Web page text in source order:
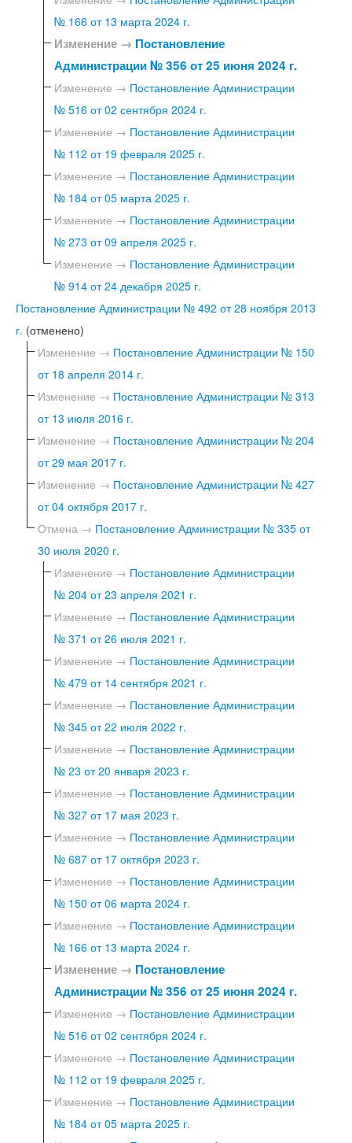
№ 166 от 13 марта 2024 г.
Изменение → Постановление
Администрации № 356 от 25 июня 2024 г.
Изменение → Постановление Администрации
№ 516 от 02 сентября 2024 г.
Изменение → Постановление Администрации
№ 112 от 19 февраля 2025 г.
Изменение → Постановление Администрации
№ 184 от 05 марта 2025 г.
Изменение → Постановление Администрации
№ 273 от 09 апреля 2025 г.
Изменение → Постановление Администрации
№ 914 от 24 декабря 2025 г.
Постановление Администрации № 492 от 28 ноября 2013
г. (отменено)
Изменение → Постановление Администрации № 150
от 18 апреля 2014 г.
Изменение → Постановление Администрации № 313
от 13 июля 2016 г.
Изменение → Постановление Администрации № 204
от 29 мая 2017 г.
Изменение → Постановление Администрации № 427
от 04 октября 2017 г.
Отмена → Постановление Администрации № 335 от
30 июля 2020 г.
Изменение → Постановление Администрации
№ 204 от 23 апреля 2021 г.
Изменение → Постановление Администрации
№ 371 от 26 июля 2021 г.
Изменение → Постановление Администрации
№ 479 от 14 сентября 2021 г.
Изменение → Постановление Администрации
№ 345 от 22 июля 2022 г.
Изменение → Постановление Администрации
№ 23 от 20 января 2023 г.
Изменение → Постановление Администрации
№ 327 от 17 мая 2023 г.
Изменение → Постановление Администрации
№ 687 от 17 октября 2023 г.
Изменение → Постановление Администрации
№ 150 от 06 марта 2024 г.
Изменение → Постановление Администрации
№ 166 от 13 марта 2024 г.
Изменение → Постановление
Администрации № 356 от 25 июня 2024 г.
Изменение → Постановление Администрации
№ 516 от 02 сентября 2024 г.
Изменение → Постановление Администрации
№ 112 от 19 февраля 2025 г.
Изменение → Постановление Администрации
№ 184 от 05 марта 2025 г.